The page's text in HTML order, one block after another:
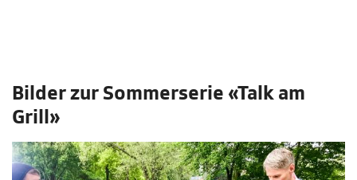
Bilder zur Sommerserie «Talk am
Grill»